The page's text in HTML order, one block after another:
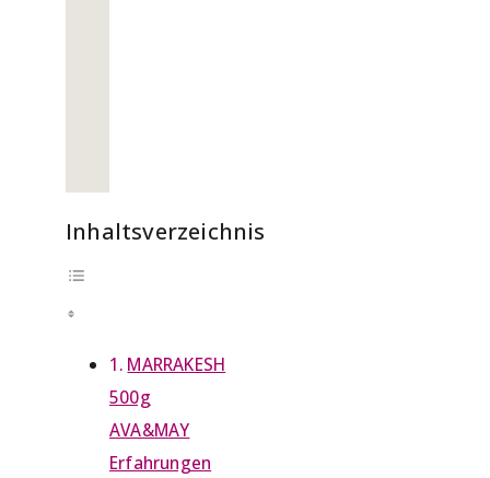
Inhaltsverzeichnis
MARRAKESH
500g
AVA&MAY
Erfahrungen